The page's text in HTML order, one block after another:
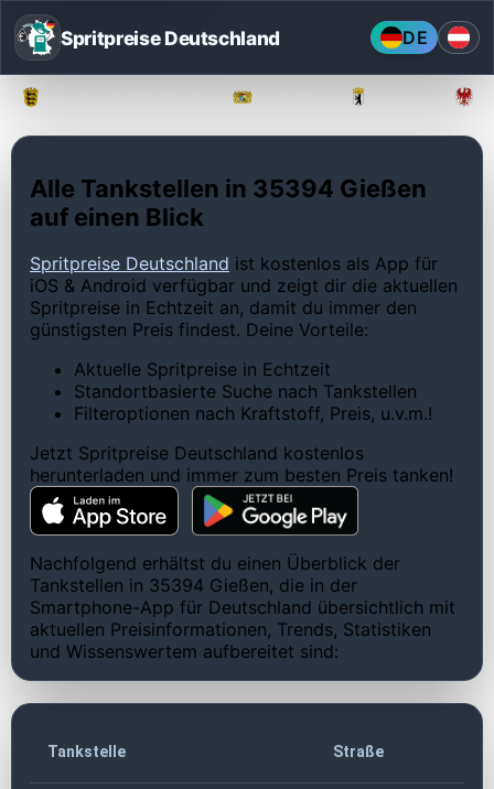
Spritpreise Deutschland DE
Alle Tankstellen in 35394 Gießen
auf einen Blick
Spritpreise Deutschland ist kostenlos als App für
iOS & Android verfügbar und zeigt dir die aktuellen
Spritpreise in Echtzeit an, damit du immer den
günstigsten Preis findest. Deine Vorteile:
Aktuelle Spritpreise in Echtzeit
Standortbasierte Suche nach Tankstellen
Filteroptionen nach Kraftstoff, Preis, u.v.m.!
Jetzt Spritpreise Deutschland kostenlos
herunterladen und immer zum besten Preis tanken!
Nachfolgend erhältst du einen Überblick der
Tankstellen in 35394 Gießen, die in der
Smartphone-App für Deutschland übersichtlich mit
aktuellen Preisinformationen, Trends, Statistiken
und Wissenswertem aufbereitet sind:
Tankstelle Straße